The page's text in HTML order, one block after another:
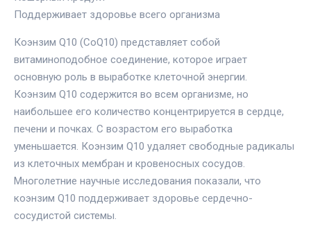
Поддерживает здоровье всего организма
Коэнзим Q10 (CoQ10) представляет собой
витаминоподобное соединение, которое играет
основную роль в выработке клеточной энергии.
Коэнзим Q10 содержится во всем организме, но
наибольшее его количество концентрируется в сердце,
печени и почках. С возрастом его выработка
уменьшается. Коэнзим Q10 удаляет свободные радикалы
из клеточных мембран и кровеносных сосудов.
Многолетние научные исследования показали, что
коэнзим Q10 поддерживает здоровье сердечно-
сосудистой системы.